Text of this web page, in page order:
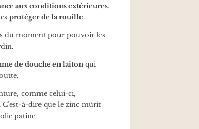
aux conditions extérieures.
protéger de la rouille.
du moment pour pouvoir les
de douche en laitonqui
comme celui-ci,
à-dire que le zinc mûrit
patine.